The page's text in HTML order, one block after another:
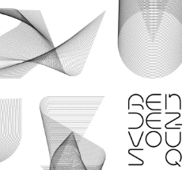
輪
Spiral Café 青山
ビル
ログラム
Spiral Print Collection
スパイラルが提案するオリジ
プレスリリース